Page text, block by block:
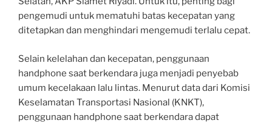
pengemudi untuk mematuhi batas kecepatan yang
ditetapkan dan menghindari mengemudi terlalu cepat.
Selain kelelahan dan kecepatan, penggunaan
handphone saat berkendara juga menjadi penyebab
umum kecelakaan lalu lintas. Menurut data dari Komisi
Keselamatan Transportasi Nasional (KNKT),
penggunaan handphone saat berkendara dapat